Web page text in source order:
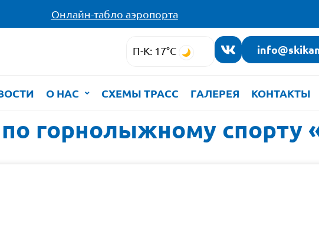
Онлайн-табло аэропорта
П-К: 17°C
О НАС СХЕМЫ ТРАСС ГАЛЕРЕЯ КОНТАКТЫ
горнолыжному спорту